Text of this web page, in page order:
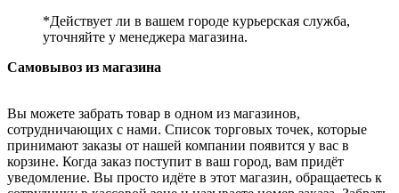
*Действует ли в вашем городе курьерская служба,
уточняйте у менеджера магазина.
Самовывоз из магазина
Вы можете забрать товар в одном из магазинов,
сотрудничающих с нами. Список торговых точек, которые
принимают заказы от нашей компании появится у вас в
корзине. Когда заказ поступит в ваш город, вам придёт
уведомление. Вы просто идёте в этот магазин, обращаетесь к